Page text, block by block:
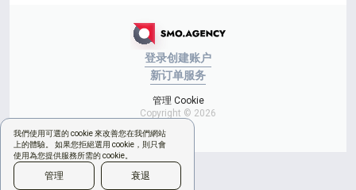
我們使用可選的 cookie 來改善您在我們網站
上的體驗。 如果您拒絕選用 cookie，則只會
使用為您提供服務所需的 cookie。
管理 衰退
登录创建账户
新订单服务
管理 Cookie
Copyright © 2026